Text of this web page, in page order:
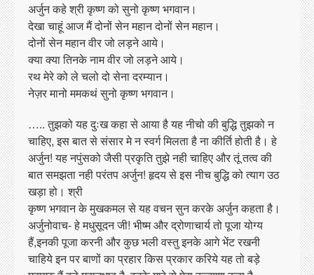
अर्जुन कहे श्री कृष्ण को सुनो कृष्ण भगवान।
देखा चाहूं आज मैं दोनों सेन महान दोनों सेन महान।
दोनों सेन महान वीर जो लड़ने आये।
क्या क्या तिनके नाम वीर जो लड़ने आये।
रथ मेरे को ले चलो दो सेना दरम्यान।
नेज़र मानो ममकथं सुनो कृष्ण भगवान।
….. तुझको यह दुःख कहा से आया है यह नीचो की बुद्धि तुझको न
चाहिए, इस बात से संसार मे न स्वर्ग मिलता है ना कीर्ति होती है। हे
अर्जुन! यह नपुंसको जैसी प्रकृति तुझे नही चाहिए और तूं तत्व की
बात समझता नही परंतप अर्जुन! हृदय से इस नीच बुद्धि को त्याग उठ
खड़ा हो। श्री
कृष्ण भगवान के मुखकमल से यह वचन सुन करके अर्जुन कहता है।
अर्जुनोवाच- हे मधुसूदन जी! भीष्म और द्रोणाचार्य तो पूजा योग्य
हैं,इनकी पूजा करनी और कुछ भली वस्तु इनके आगे भेंट रखनी
चाहिये इन पर बाणों का प्रहार किस प्रकार करिये यह तो बड़े